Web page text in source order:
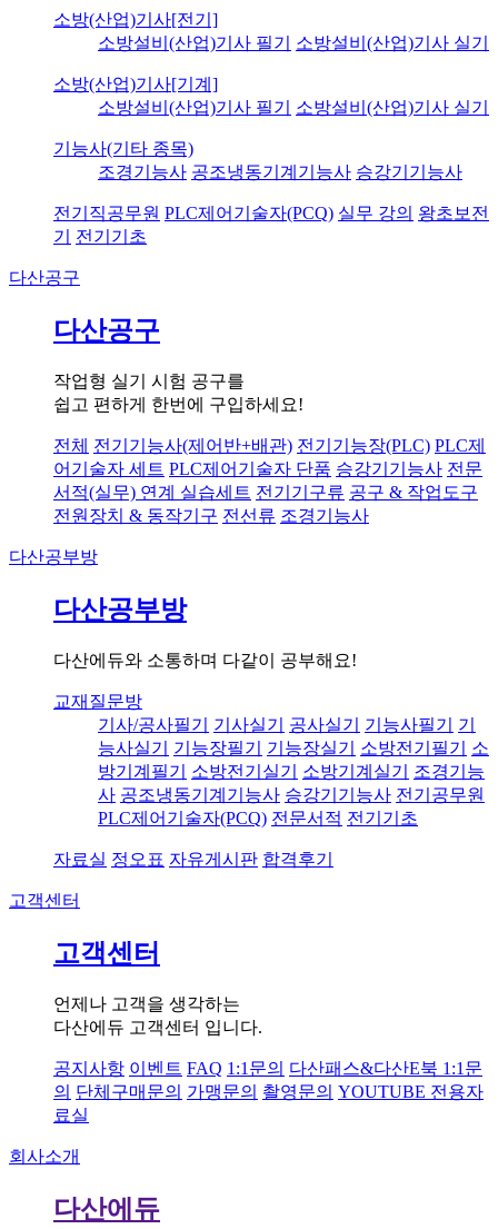
소방(산업)기사[전기]
소방설비(산업)기사 필기
소방설비(산업)기사 실기
소방(산업)기사[기계]
소방설비(산업)기사 필기
소방설비(산업)기사 실기
기능사(기타 종목)
조경기능사 공조냉동기계기능사 승강기기능사
전기직공무원 PLC제어기술자(PCQ) 실무 강의 왕초보전
기
전기기초
다산공구
다산공구
작업형 실기 시험 공구를
쉽고 편하게 한번에 구입하세요!
전체 전기기능사(제어반+배관) 전기기능장(PLC) PLC제
어기술자 세트 PLC제어기술자 단품 승강기기능사 전문
서적(실무) 연계 실습세트 전기기구류 공구 & 작업도구
전원장치 & 동작기구 전선류 조경기능사
다산공부방
다산공부방
다산에듀와 소통하며 다같이 공부해요!
교재질문방
기사/공사필기
기사실기 공사실기 기능사필기
기
능사실기
기능장필기 기능장실기 소방전기필기
소
방기계필기
소방전기실기 소방기계실기
조경기능
사 공조냉동기계기능사 승강기기능사 전기공무원
PLC제어기술자(PCQ) 전문서적 전기기초
자료실 정오표 자유게시판 합격후기
고객센터
고객센터
언제나 고객을 생각하는
다산에듀 고객센터 입니다.
공지사항 이벤트 FAQ 1:1문의 다산패스&다산E북 1:1문
의 단체구매문의 가맹문의 촬영문의 YOUTUBE 전용자
료실
회사소개
다산에듀